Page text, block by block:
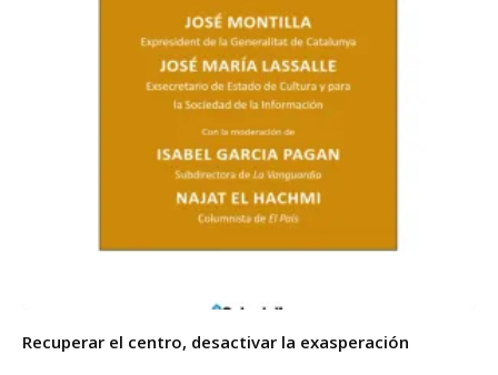
Recuperar el centro, desactivar la exasperación